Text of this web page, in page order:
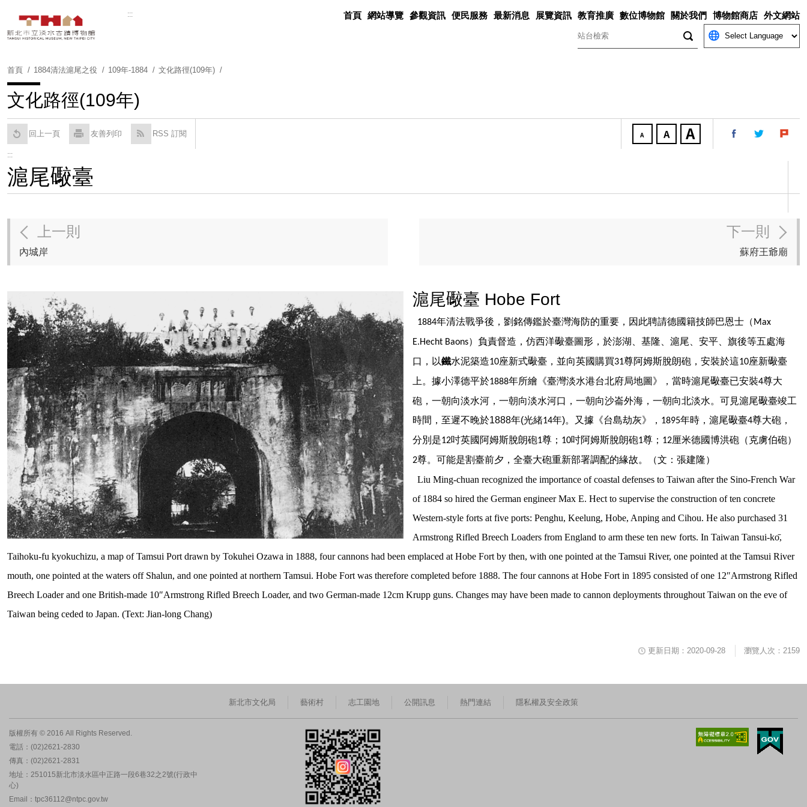
::: 首頁 網站導覽 參觀資訊 便民服務 最新消息 展覽資訊 教育推廣 數位博物館 關於我們 博物館商店 外文網站
首頁 1884清法滬尾之役 109年-1884 文化路徑(109年)
文化路徑(109年)
回上一頁 友善列印 RSS 訂閱
:::
滬尾礮臺
上一則
內城岸
下一則
蘇府王爺廟
滬尾礮臺 Hobe Fort
1884年清法戰爭後，劉銘傳鑑於臺灣海防的重要，因此聘請德國籍技師巴恩士（ Max
E.Hecht Baons）負責督造，仿西洋礮臺圖形，於澎湖、基隆、滬尾、安平、旗後等五處海
口，以鐵水泥築造10座新式礮臺 ， 並向英國購買31尊阿姆斯脫朗砲，安裝於這10座新礮臺
上。據小澤德平於1888年所繪《臺灣淡水港台北府局地圖》，當時滬尾礮臺已安裝4尊大
砲，一朝向淡水河，一朝向淡水河口，一朝向沙崙外海，一朝向北淡水。可見滬尾礮臺竣工
時間，至遲不晚於1888年(光緒14年)。又據《台島劫灰》， 1895年時，滬尾礮臺4尊大砲，
分別是12吋英國阿姆斯脫朗砲1尊； 10吋阿姆斯脫朗砲1尊； 12厘米德國博洪砲（克虜伯砲）
2尊。可能是割臺前夕，全臺大砲重新部署調配的緣故。（文：張建隆）
Liu Ming-chuan recognized the importance of coastal defenses to Taiwan after the Sino-French War
of 1884 so hired the German engineer Max E. Hect to supervise the construction of ten concrete
Western-style forts at five ports: Penghu, Keelung, Hobe, Anping and Cihou. He also purchased 31
Armstrong Rifled Breech Loaders from England to arm these ten new forts. In Taiwan Tansui-ko,
Taihoku-fu kyokuchizu, a map of Tamsui Port drawn by Tokuhei Ozawa in 1888, four cannons had been emplaced at Hobe Fort by then, with one pointed at the Tamsui River, one pointed at the Tamsui River
mouth, one pointed at the waters off Shalun, and one pointed at northern Tamsui. Hobe Fort was therefore completed before 1888. The four cannons at Hobe Fort in 1895 consisted of one 12″Armstrong Rifled
Breech Loader and one British-made 10″Armstrong Rifled Breech Loader, and two German-made 12cm Krupp guns. Changes may have been made to cannon deployments throughout Taiwan on the eve of
Taiwan being ceded to Japan. (Text: Jian-long Chang)
更新日期：2020-09-28 瀏覽人次：2159
新北市文化局 藝術村 志工園地 公開訊息 熱門連結 隱私權及安全政策
版權所有 © 2016 All Rights Reserved.
電話：(02)2621-2830
傳真：(02)2621-2831
地址：251015新北市淡水區中正路一段6巷32之2號(行政中
心)
Email：tpc36112@ntpc.gov.tw